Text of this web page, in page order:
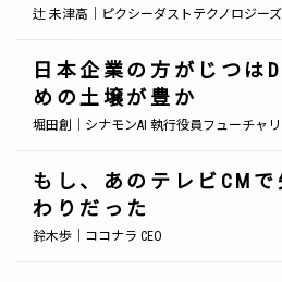
辻 未津高｜ピクシーダストテクノロジー
日本企業の方がじつは
めの土壌が豊か
堀田創｜シナモンAI 執行役員フューチャリ
もし、あのテレビCM
わりだった
鈴木歩｜ココナラ CEO